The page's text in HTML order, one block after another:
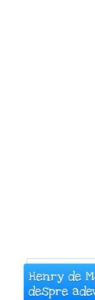
Henry de
despre